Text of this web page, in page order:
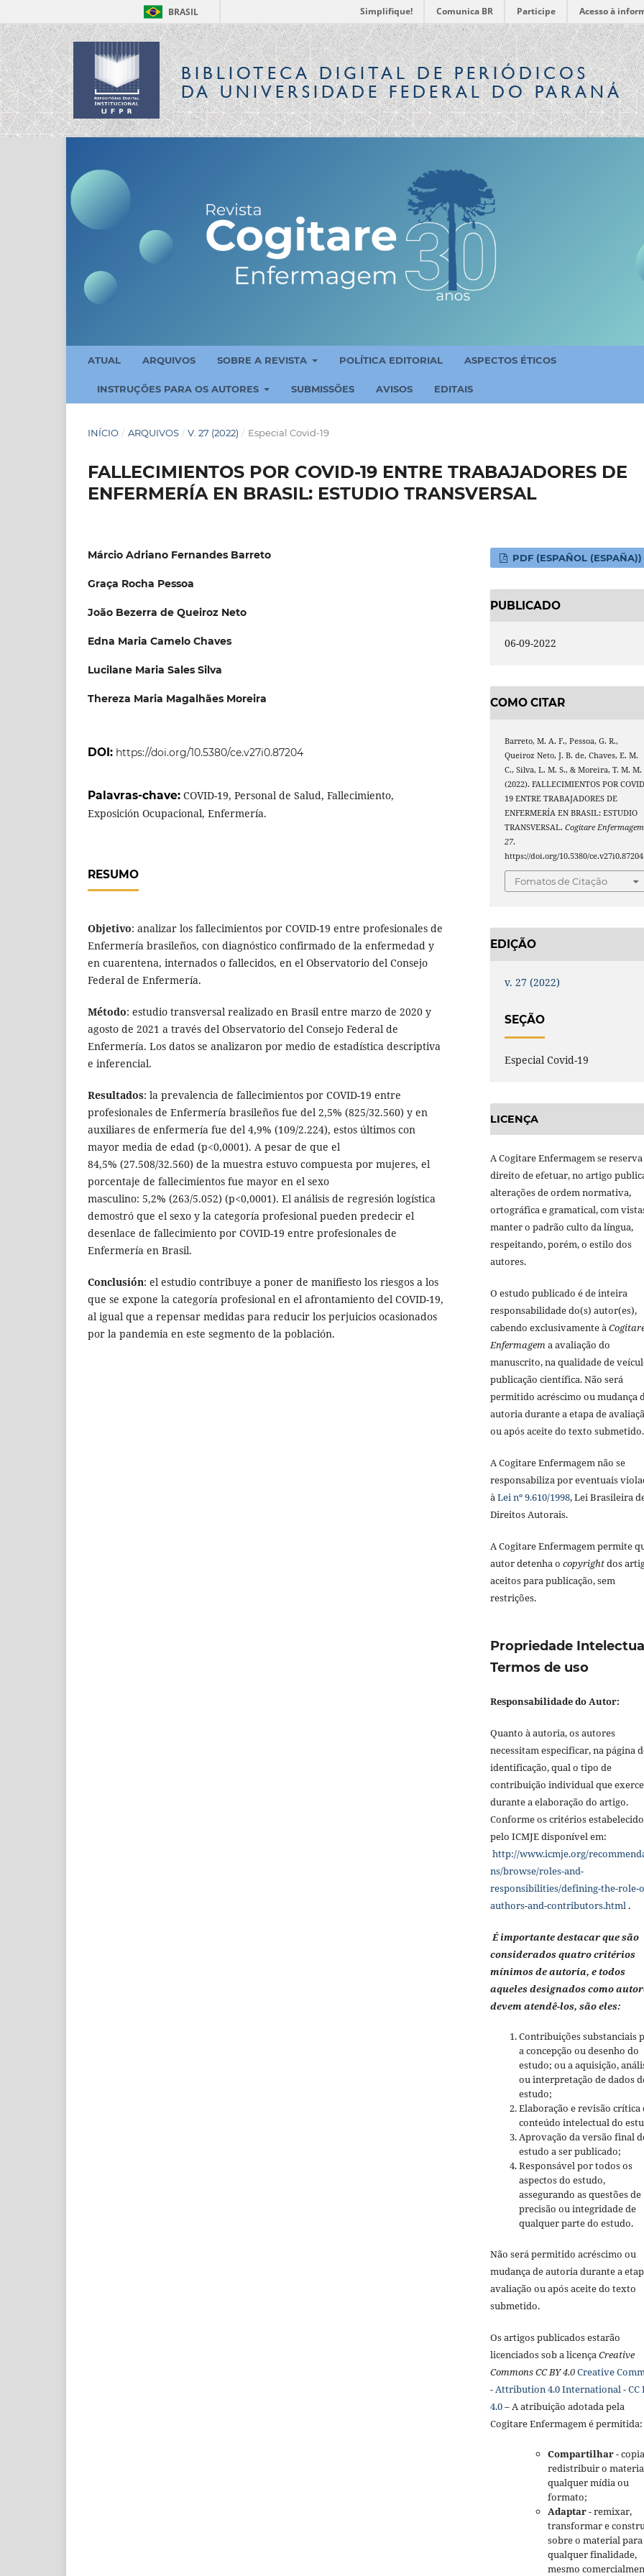
BRASIL Simplifique! Comunica BR Participe Acesso à
BIBLIOTECA DIGITALDE PERIÓDICOS
DA UNIVERSIDADE FEDERAL DO PARANÁ
ATUAL ARQUIVOS SOBRE A REVISTA POLÍTICA EDITORIAL ASPECTOS ÉTICOS
INSTRUÇÕES PARA OS AUTORES SUBMISSÕES AVISOS EDITAIS
INÍCIO / ARQUIVOS / V. 27 (2022) / Especial Covid-19
FALLECIMIENTOS POR COVID-19 ENTRE TRABAJADORES DE
ENFERMERÍA EN BRASIL: ESTUDIO TRANSVERSAL
Márcio Adriano Fernandes Barreto
Graça Rocha Pessoa
João Bezerra de Queiroz Neto
Edna Maria Camelo Chaves
Lucilane Maria Sales Silva
Thereza Maria Magalhães Moreira
DOI: https://doi.org/10.5380/ce.v27i0.87204
Palavras-chave: COVID-19, Personal de Salud, Fallecimiento,
Exposición Ocupacional, Enfermería.
RESUMO
Objetivo: analizar los fallecimientos por COVID-19 entre profesionales de
Enfermería brasileños, con diagnóstico confirmado de la enfermedad y
en cuarentena, internados o fallecidos, en el Observatorio del Consejo
Federal de Enfermería.
Método: estudio transversal realizado en Brasil entre marzo de 2020 y
agosto de 2021 a través del Observatorio del Consejo Federal de
Enfermería. Los datos se analizaron por medio de estadística descriptiva
e inferencial.
Resultados: la prevalencia de fallecimientos por COVID-19 entre
profesionales de Enfermería brasileños fue del 2,5% (825/32.560) y en
auxiliares de enfermería fue del 4,9% (109/2.224), estos últimos con
mayor media de edad (p<0,0001). A pesar de que el
84,5% (27.508/32.560) de la muestra estuvo compuesta por mujeres, el
porcentaje de fallecimientos fue mayor en el sexo
masculino: 5,2% (263/5.052) (p<0,0001). El análisis de regresión logística
demostró que el sexo y la categoría profesional pueden predecir el
desenlace de fallecimiento por COVID-19 entre profesionales de
Enfermería en Brasil.
Conclusión: el estudio contribuye a poner de manifiesto los riesgos a los
que se expone la categoría profesional en el afrontamiento del COVID-19,
al igual que a repensar medidas para reducir los perjuicios ocasionados
por la pandemia en este segmento de la población.
PDF (ESPAÑOL (ESPAÑA))
PUBLICADO
06-09-2022
COMO CITAR
Barreto, M. A. F., Pessoa, G. R.,
Queiroz Neto, J. B. de, Chaves, E. M.
C., Silva, L. M. S., & Moreira, T. M. M.
(2022). FALLECIMIENTOS POR
19 ENTRE TRABAJADORES DE
ENFERMERÍA EN BRASIL: ESTUDIO
TRANSVERSAL.Cogitare Enfermagem
27.
https://doi.org/10.5380/ce.v27i0.87204
Fomatos de Citação
EDIÇÃO
v. 27 (2022)
SEÇÃO
Especial Covid-19
LICENÇA
A Cogitare Enfermagem se
direito de efetuar, no artigo
alterações de ordem normativa,
ortográfica e gramatical, com
manter o padrão culto da língua,
respeitando, porém, o estilo dos
autores.
O estudo publicado é de inteira
responsabilidade do(s) autor(es),
cabendo exclusivamente à
Enfermagema avaliação do
manuscrito, na qualidade de
publicação científica. Não será
permitido acréscimo ou mudança
autoria durante a etapa de
ou após aceite do texto submetido.
A Cogitare Enfermagem não se
responsabiliza por eventuais
àLei nº 9.610/1998, Lei Brasileira
Direitos Autorais.
A Cogitare Enfermagem permite
autor detenha o copyrightdos
aceitos para publicação, sem
restrições.
Propriedade
Termos de uso
Responsabilidade do Autor:
Quanto à autoria, os autores
necessitam especificar, na página
identificação, qual o tipo de
contribuição individual que
durante a elaboração do artigo.
Conforme os critérios
pelo ICMJE disponível em:
http://www.icmje.org/
ns/browse/roles-and-
responsibilities/defining-the-role-
authors-and-contributors.html .
É importante destacar que são
considerados quatro critérios
mínimos de autoria, e todos
aqueles designados como
devem atendê-los, são eles:
Contribuições substanciais
a concepção ou desenho do
estudo; ou a aquisição,
ou interpretação de dados
estudo;
Elaboração e revisão crítica
conteúdo intelectual do
Aprovação da versão final
estudo a ser publicado;
Responsável por todos os
aspectos do estudo,
assegurando as questões de
precisão ou integridade de
qualquer parte do estudo.
Não será permitido acréscimo ou
mudança de autoria durante a
avaliação ou após aceite do texto
submetido.
Os artigos publicados estarão
licenciados sob a licença Creative
Commons CC BY 4.0Creative
- Attribution 4.0 International - CC
4.0– A atribuição adotada pela
Cogitare Enfermagem é permitida:
Compartilhar-
redistribuir o
qualquer mídia ou
formato;
Adaptar- remixar,
transformar e
sobre o material para
qualquer finalidade,
mesmo